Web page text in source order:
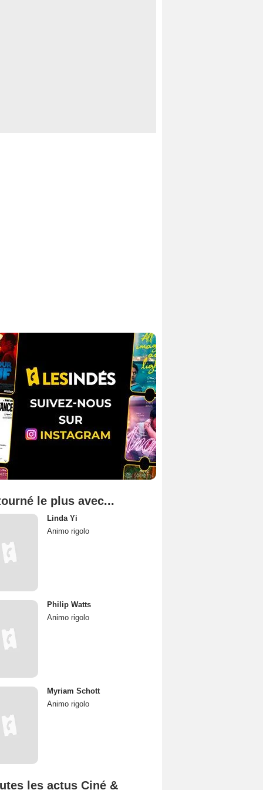
le plus avec...
Linda Yi
Animo rigolo
Philip Watts
Animo rigolo
Myriam Schott
Animo rigolo
les actus Ciné &